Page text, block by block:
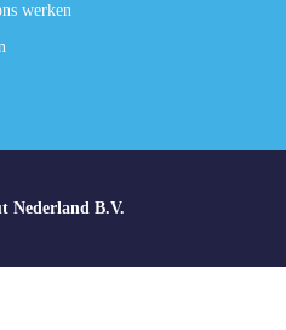
werken
Nederland B.V.